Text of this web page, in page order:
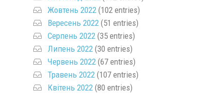
Жовтень 2022(102 entries)
Вересень 2022(51 entries)
Серпень 2022(35 entries)
Липень 2022(30 entries)
Червень 2022(67 entries)
Травень 2022(107 entries)
Квітень 2022(80 entries)